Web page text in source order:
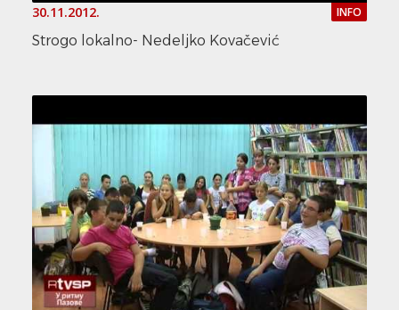
30.11.2012. INFO
Strogo lokalno- Nedeljko Kovačević